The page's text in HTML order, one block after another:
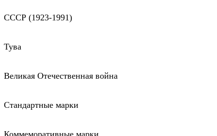
СССР (1923-1991)
Тува
Великая Отечественная война
Стандартные марки